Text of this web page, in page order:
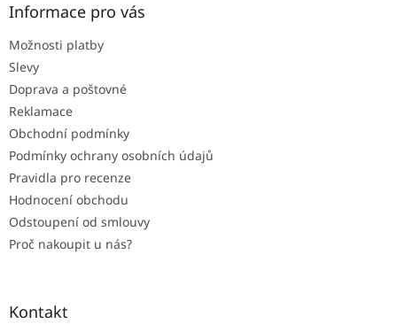
Informace pro vás
Možnosti platby
Slevy
Doprava a poštovné
Reklamace
Obchodní podmínky
Podmínky ochrany osobních údajů
Pravidla pro recenze
Hodnocení obchodu
Odstoupení od smlouvy
Proč nakoupit u nás?
Kontakt